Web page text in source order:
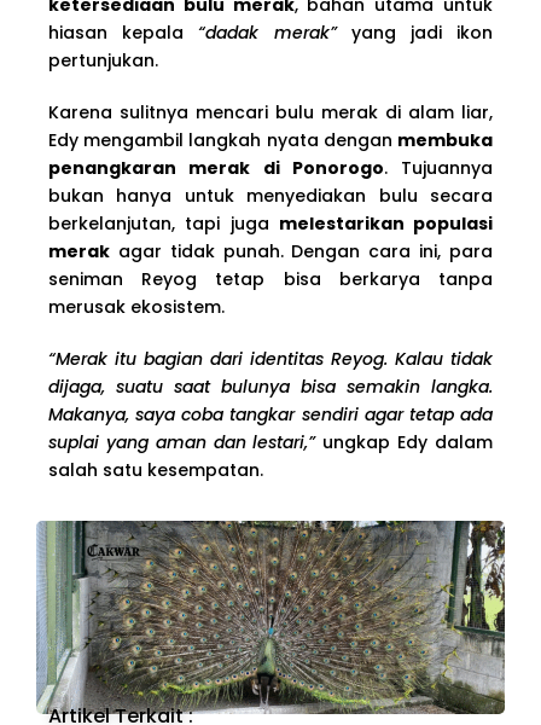
hiasan kepala“dadak merak”yang jadi ikon
pertunjukan.
Karena sulitnya mencari bulu merak di alam liar,
Edy mengambil langkah nyata dengan membuka
penangkaran merak di Ponorogo. Tujuannya
bukan hanya untuk menyediakan bulu secara
berkelanjutan, tapi juga melestarikan populasi
merak agar tidak punah. Dengan cara ini, para
seniman Reyog tetap bisa berkarya tanpa
merusak ekosistem.
“Merak itu bagian dari identitas Reyog. Kalau tidak
dijaga, suatu saat bulunya bisa semakin langka.
Makanya, saya coba tangkar sendiri agar tetap ada
suplai yang aman dan lestari,”ungkap Edy dalam
salah satu kesempatan.
Artikel Terkait :